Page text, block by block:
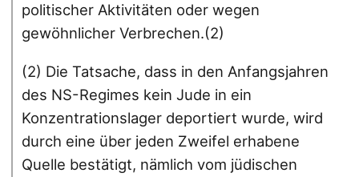
politischer Aktivitäten oder wegen
gewöhnlicher Verbrechen.(2)
(2) Die Tatsache, dass in den Anfangsjahren
des NS-Regimes kein Jude in ein
Konzentrationslager deportiert wurde, wird
durch eine über jeden Zweifel erhabene
Quelle bestätigt, nämlich vom jüdischen